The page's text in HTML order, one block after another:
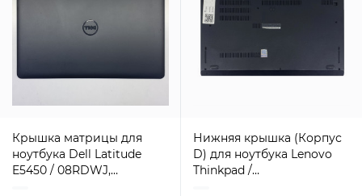
Крышка матрицы для
ноутбука Dell Latitude
E5450 / 08RDWJ,
Нижняя крышка (Корпус
D) для ноутбука Lenovo
Thinkpad /